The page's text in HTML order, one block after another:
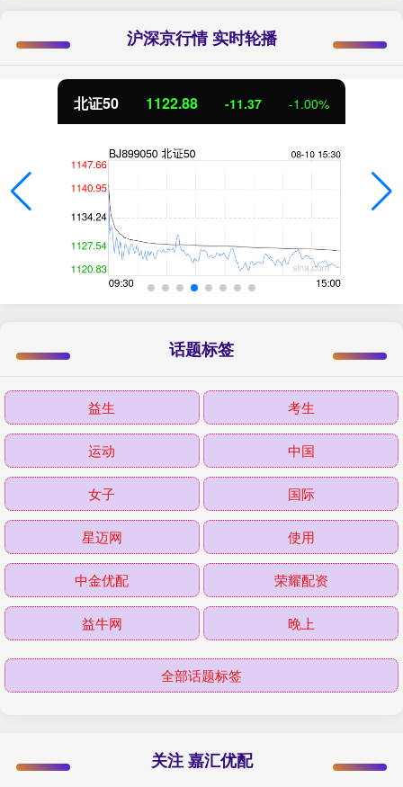
沪深京行情 实时轮播
北证50 1122.88 -11.37 -1.00%
话题标签
益生 考生
运动 中国
女子 国际
星迈网 使用
中金优配 荣耀配资
益牛网 晚上
全部话题标签
关注 嘉汇优配